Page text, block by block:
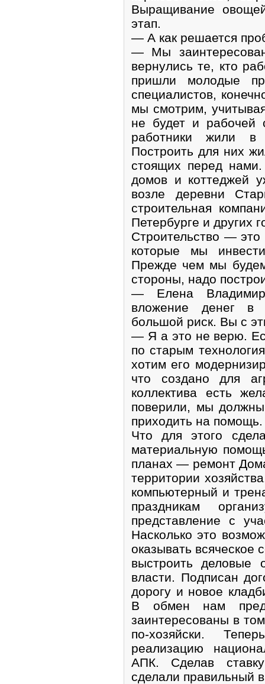
Выращивание
этап.
— А как решается
— Мы
вернулись те, кто
пришли молодые
специалистов,
мы смотрим,
не будет и
работники жили в
Построить для них
стоящих перед
домов и коттеджей
возле деревни
строительная
Петербурге и других
Строительство —
которые мы
Прежде чем мы
стороны, надо
— Елена
вложение денег в
большой риск. Вы с
— Я а это не верю.
по старым
хотим его
что создано для
коллектива есть
поверили, мы должны
приходить на помощь.
Что для этого
материальную
планах — ремонт
территории
компьютерный и
праздникам
представление с
Насколько это
оказывать всяческое
выстроить деловые
власти. Подписан
дорогу и новое
В обмен нам
заинтересованы в
по-хозяйски.
реализацию
АПК. Сделав
сделали правильный